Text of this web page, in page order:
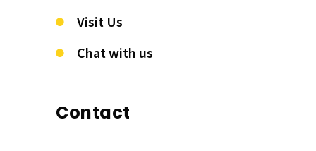
Visit Us
Chat with us
Contact